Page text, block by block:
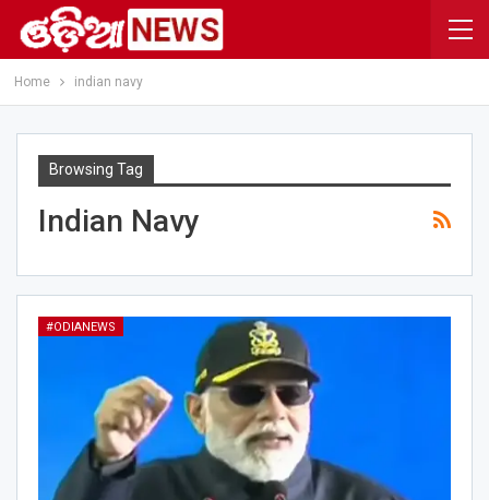
Home indian navy
Browsing Tag
Indian Navy
#ODIANEWS